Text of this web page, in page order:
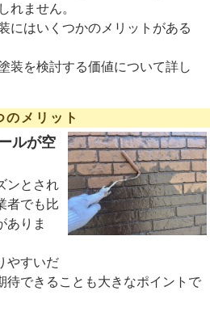
れません。
にはいくつかのメリットがある
装を検討する価値について詳し
メリット
ルが空
ンとされ
者でも比
ありま
やすいだ
待できることも大きなポイントで